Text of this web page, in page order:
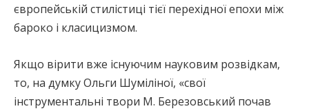
європейській стилістиці тієї перехідної епохи між
бароко і класицизмом.
Якщо вірити вже існуючим науковим розвідкам,
то, на думку Ольги Шуміліної, «свої
інструментальні твори М. Березовський почав